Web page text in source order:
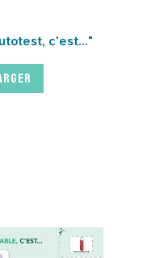
c'est..."